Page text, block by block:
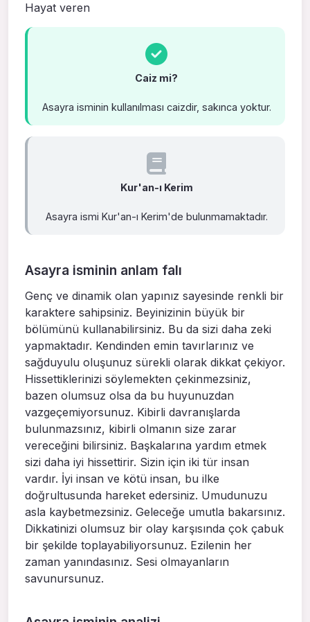
Hayat veren
Caiz mi?
Asayra isminin kullanılması caizdir, sakınca yoktur.
Kur'an-ı Kerim
Asayra ismi Kur'an-ı Kerim'de bulunmamaktadır.
Asayra isminin anlam falı
Genç ve dinamik olan yapınız sayesinde renkli bir
karaktere sahipsiniz. Beyinizinin büyük bir
bölümünü kullanabilirsiniz. Bu da sizi daha zeki
yapmaktadır. Kendinden emin tavırlarınız ve
sağduyulu oluşunuz sürekli olarak dikkat çekiyor.
Hissettiklerinizi söylemekten çekinmezsiniz,
bazen olumsuz olsa da bu huyunuzdan
vazgeçemiyorsunuz. Kibirli davranışlarda
bulunmazsınız, kibirli olmanın size zarar
vereceğini bilirsiniz. Başkalarına yardım etmek
sizi daha iyi hissettirir. Sizin için iki tür insan
vardır. İyi insan ve kötü insan, bu ilke
doğrultusunda hareket edersiniz. Umudunuzu
asla kaybetmezsiniz. Geleceğe umutla bakarsınız.
Dikkatinizi olumsuz bir olay karşısında çok çabuk
bir şekilde toplayabiliyorsunuz. Ezilenin her
zaman yanındasınız. Sesi olmayanların
savunursunuz.